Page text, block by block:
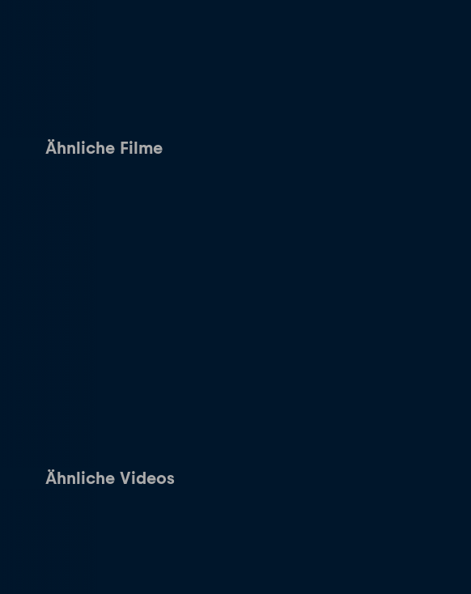
Ähnliche Filme
Ähnliche Videos